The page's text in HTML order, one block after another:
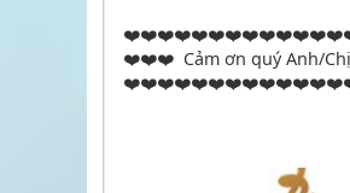
❤️❤️❤️ Cảm ơn quý Anh/